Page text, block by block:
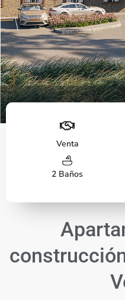
Fachada
Venta
2 Baños